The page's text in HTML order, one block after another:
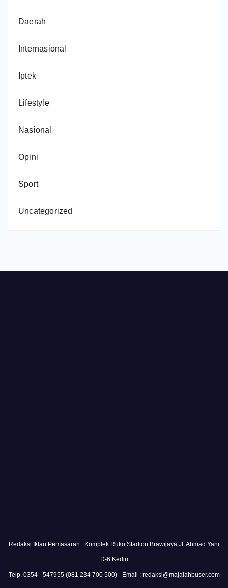
Daerah
Internasional
Iptek
Lifestyle
Nasional
Opini
Sport
Uncategorized
Redaksi Iklan Pemasaran : Komplek Ruko Stadion Brawijaya Jl. Ahmad Yani
D-6 Kediri
Telp. 0354 - 547955 (081 234 700 500) - Email : redaksi@majalahbuser.com